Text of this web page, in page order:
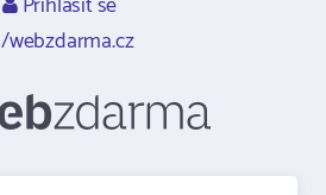
/webzdarma.cz